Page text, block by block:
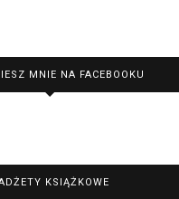
MNIE NA FACEBOOKU
KSIĄŻKOWE